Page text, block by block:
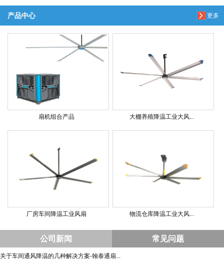
更多
产品中心
扇机组合产品 大棚养殖降温工业大风...
厂房车间降温工业风扇 物流仓库降温工业大风...
公司新闻 常见问题
关于车间通风降温的几种解决方案-翰泰通扇...